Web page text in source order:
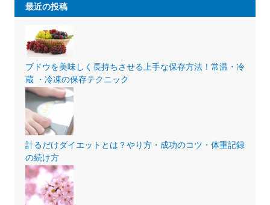
最近の投稿
ブドウを美味しく長持ちさせる上手な保存方法！常温・冷
蔵 ・冷凍の保存テクニック
計るだけダイエットとは？やり方・成功のコツ・体重記録
の続け方